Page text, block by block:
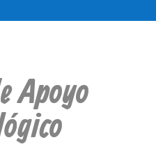
Apoyo